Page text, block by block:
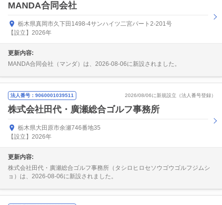
MANDA合同会社
栃木県真岡市久下田1498-4サンハイツ二宮パート2-201号
【設立】2026年
更新内容:
MANDA合同会社（マンダ）は、2026-08-06に新設されました。
法人番号：9060001039511 2026/08/06に新規設立（法人番号登録）
株式会社田代・廣瀬総合ゴルフ事務所
栃木県大田原市余瀬746番地35
【設立】2026年
更新内容:
株式会社田代・廣瀬総合ゴルフ事務所（タシロヒロセソウゴウゴルフジムシ
ョ）は、2026-08-06に新設されました。